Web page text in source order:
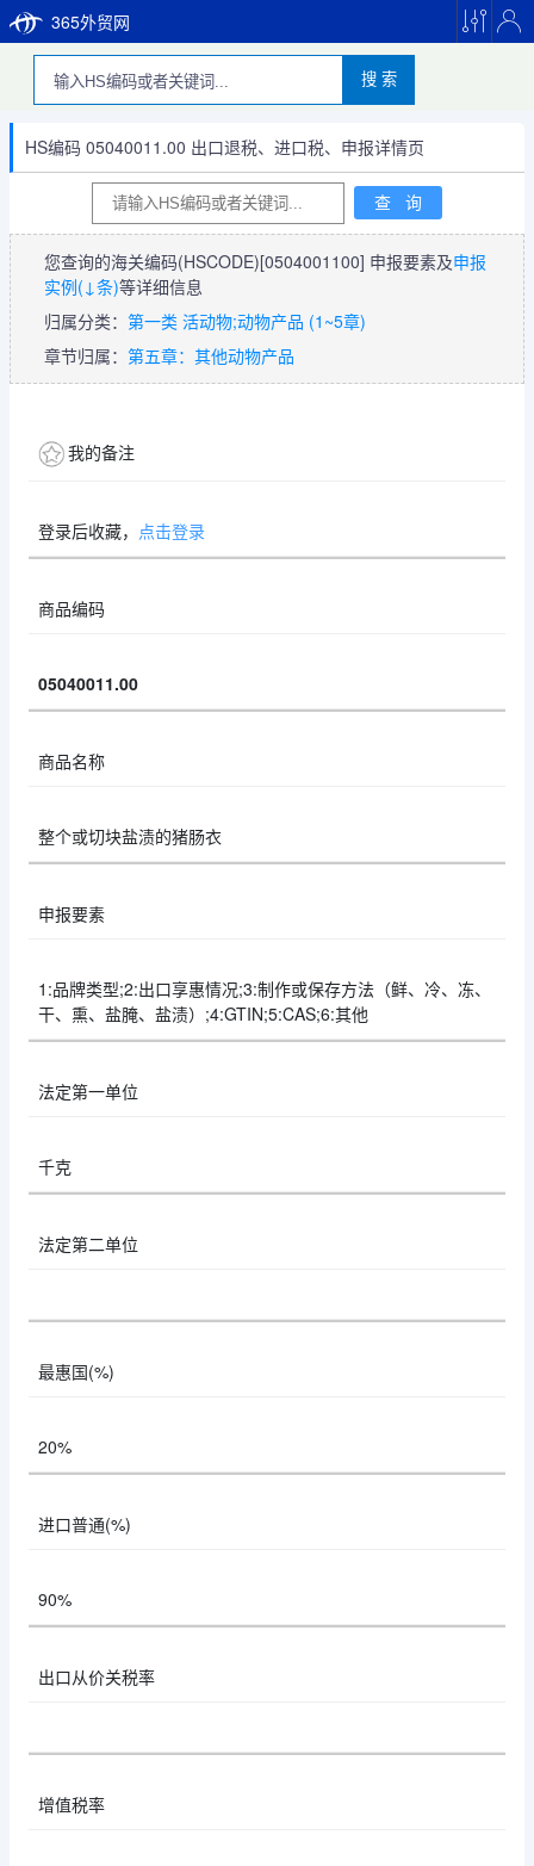
365外贸网
搜 索
HS编码 05040011.00 出口退税、进口税、申报详情页
您查询的海关编码(HSCODE)[0504001100] 申报要素及申报
实例(↓条)等详细信息
归属分类： 第一类 活动物;动物产品 (1~5章)
章节归属： 第五章：其他动物产品
我的备注
登录后收藏， 点击登录
商品编码
05040011.00
商品名称
整个或切块盐渍的猪肠衣
申报要素
1:品牌类型;2:出口享惠情况;3:制作或保存方法（鲜、冷、冻、
干、熏、盐腌、盐渍）;4:GTIN;5:CAS;6:其他
法定第一单位
千克
法定第二单位
最惠国(%)
20%
进口普通(%)
90%
出口从价关税率
增值税率